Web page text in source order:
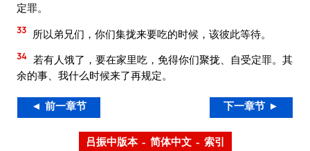
定罪。
33 所以弟兄们，你们集拢来要吃的时候，该彼此等待。
34 若有人饿了，要在家里吃，免得你们聚拢、自受定罪。其
余的事、我什么时候来了再规定。
◄ 前一章节 下一章节 ►
吕振中版本 – 简体中文 – 索引